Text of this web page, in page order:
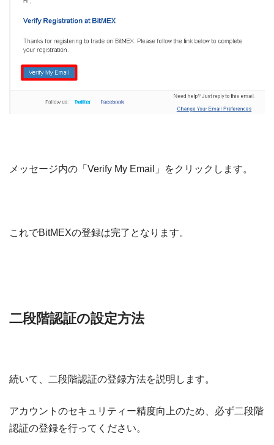
メッセージ内の「Verify My Email」をクリックします。
これでBitMEXの登録は完了となります。
二段階認証の設定方法
続いて、二段階認証の登録方法を説明します。
アカウントのセキュリティー精度向上のため、必ず二段階
認証の登録を行ってください。